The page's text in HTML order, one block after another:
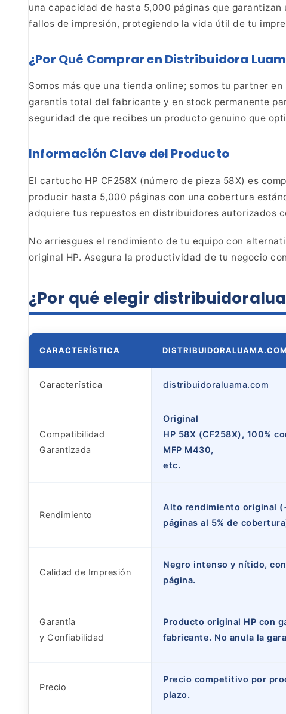
una capacidad de hasta 5,000 páginas que garantizan
fallos de impresión, protegiendo la vida útil de tu
¿Por Qué Comprar en Distribuidora
Somos más que una tienda online; somos tu partner
garantía total del fabricante y en stock permanente
seguridad de que recibes un producto genuino que
Información Clave del Producto
El cartucho HP CF258X (número de pieza 58X) es
producir hasta 5,000 páginas con una cobertura
adquiere tus repuestos en distribuidores autorizados
No arriesgues el rendimiento de tu equipo con
original HP. Asegura la productividad de tu negocio
¿Por qué elegir
CARACTERÍSTICA DISTRIBUIDORALUAMA.COM
Característica distribuidoraluama.com
Compatibilidad
Garantizada
Original
HP 58X (CF258X), 100%
MFP M430,
etc.
Rendimiento
Alto rendimiento original
páginas al 5% de
Calidad de Impresión
Negro intenso y nítido,
página.
Garantía
y Confiabilidad
Producto original HP con
fabricante. No anula la
Precio
Precio competitivo por
plazo.